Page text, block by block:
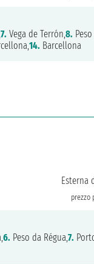
7. Vega de Terrón,8.
14. Barcellona
Esterna
prezzo
6. Peso da Régua,7.